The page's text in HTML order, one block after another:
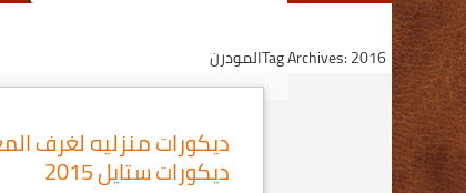
Tag Archives: 2016المودرن
ديكورات ستايل 2015